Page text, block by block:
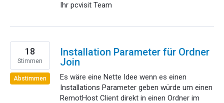
Ihr pcvisit Team
Installation Parameter für Ordner
Join
Es wäre eine Nette Idee wenn es einen
Installations Parameter geben würde um einen
RemotHost Client direkt in einen Ordner im
18
Stimmen
Abstimmen